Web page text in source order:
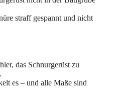
straff gespannt und nicht
das Schnurgerüst zu
es – und alle Maße sind